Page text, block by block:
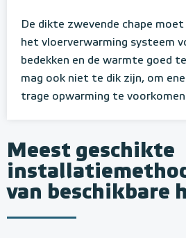
De dikte zwevende chape
het vloerverwarming systeem
bedekken en de warmte goed
mag ook niet te dik zijn, om
trage opwarming te
Meest geschikte
van beschikbare